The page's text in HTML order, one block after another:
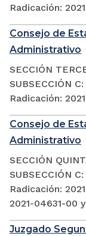
Radicación:
Consejo de
Administrativo
SECCIÓN
SUBSECCIÓN C:
Radicación:
Consejo de
Administrativo
SECCIÓN
SUBSECCIÓN C:
Radicación:
2021-04631-00
Juzgado